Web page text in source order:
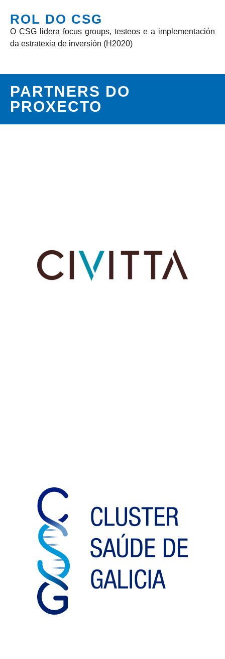
ROL DO CSG
O CSG lidera focus groups, testeos e a implementación
da estratexia de inversión (H2020)
PARTNERS DO
PROXECTO